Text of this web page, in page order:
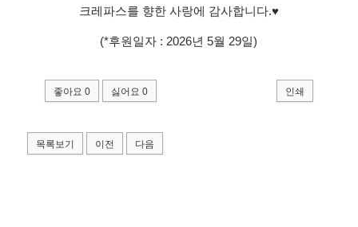
크레파스를 향한 사랑에 감사합니다.♥
(*후원일자 : 2026년 5월 29일)
좋아요 0 싫어요 0 인쇄
목록보기 이전 다음